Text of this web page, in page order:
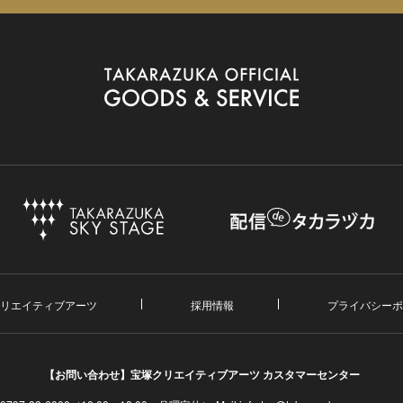
エイティブアーツ 採用情報 プライバシー
【お問い合わせ】 宝塚クリエイティブアーツ カスタマーセンター